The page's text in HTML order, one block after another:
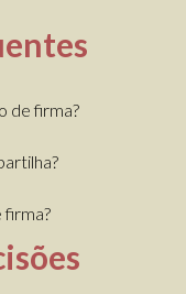
de firma?